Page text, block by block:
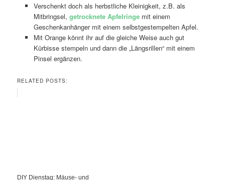
Verschenkt doch als herbstliche Kleinigkeit, z.B. als
Mitbringsel, getrocknete Apfelringemit einem
Geschenkanhänger mit einem selbstgestempelten Apfel.
Mit Orange könnt ihr auf die gleiche Weise auch gut
Kürbisse stempeln und dann die „Längsrillen“ mit einem
Pinsel ergänzen.
RELATED POSTS:
DIY Dienstag: Mäuse- und